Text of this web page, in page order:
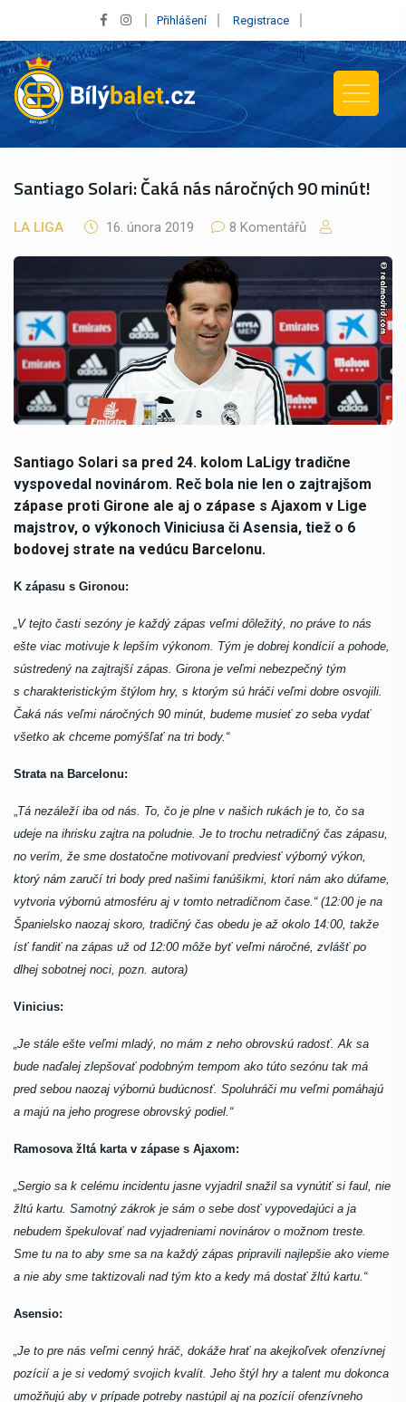
Přihlášení Registrace
Santiago Solari: Čaká nás náročných 90 minút!
LA LIGA 16. února 2019 8 Komentářů
Santiago Solari sa pred 24. kolom LaLigy tradične
vyspovedal novinárom. Reč bola nie len o zajtrajšom
zápase proti Girone ale aj o zápase s Ajaxom v Lige
majstrov, o výkonoch Viniciusa či Asensia, tiež o 6
bodovej strate na vedúcu Barcelonu.
K zápasu s Gironou:
„V tejto časti sezóny je každý zápas veľmi dôležitý, no práve to nás
ešte viac motivuje k lepším výkonom. Tým je dobrej kondícií a pohode,
sústredený na zajtrajší zápas. Girona je veľmi nebezpečný tým
s charakteristickým štýlom hry, s ktorým sú hráči veľmi dobre osvojili.
Čaká nás veľmi náročných 90 minút, budeme musieť zo seba vydať
všetko ak chceme pomýšľať na tri body.“
Strata na Barcelonu:
Tá nezáleží iba od nás. To, čo je plne v našich rukách je to, čo sa
udeje na ihrisku zajtra na poludnie. Je to trochu netradičný čas zápasu,
no verím, že sme dostatočne motivovaní predviesť výborný výkon,
ktorý nám zaručí tri body pred našimi fanúšikmi, ktorí nám ako dúfame,
vytvoria výbornú atmosféru aj v tomto netradičnom čase.“ (12:00 je na
Španielsko naozaj skoro, tradičný čas obedu je až okolo 14:00, takže
ísť fandiť na zápas už od 12:00 môže byť veľmi náročné, zvlášť po
dlhej sobotnej noci, pozn. autora)
Vinicius:
„Je stále ešte veľmi mladý, no mám z neho obrovskú radosť. Ak sa
bude naďalej zlepšovať podobným tempom ako túto sezónu tak má
pred sebou naozaj výbornú budúcnosť. Spoluhráči mu veľmi pomáhajú
a majú na jeho progrese obrovský podiel.“
Ramosova žltá karta v zápase s Ajaxom:
„Sergio sa k celému incidentu jasne vyjadril snažil sa vynútiť si faul, nie
žltú kartu. Samotný zákrok je sám o sebe dosť vypovedajúci a ja
nebudem špekulovať nad vyjadreniami novinárov o možnom treste.
Sme tu na to aby sme sa na každý zápas pripravili najlepšie ako vieme
a nie aby sme taktizovali nad tým kto a kedy má dostať žltú kartu.“
Asensio:
„Je to pre nás veľmi cenný hráč, dokáže hrať na akejkoľvek ofenzívnej
pozícií a je si vedomý svojich kvalít. Jeho štýl hry a talent mu dokonca
umožňujú aby v prípade potreby nastúpil aj na pozícií ofenzívneho